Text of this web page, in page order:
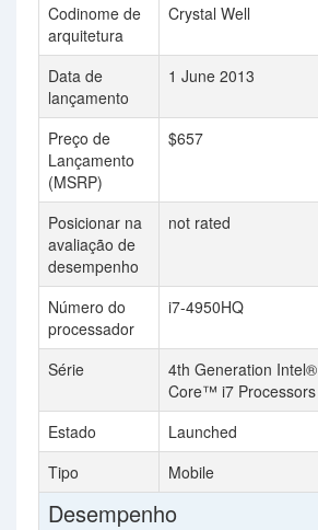
Codinome de
arquitetura
Crystal Well
Data de
lançamento
1 June 2013
Preço de
Lançamento
(MSRP)
$657
Posicionar na
avaliação de
desempenho
not rated
Número do
processador
i7-4950HQ
Série
4th Generation Intel®
Core™ i7 Processors
Estado
Launched
Tipo
Mobile
Desempenho